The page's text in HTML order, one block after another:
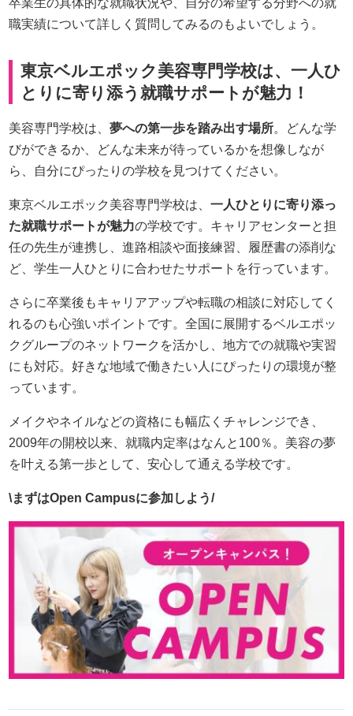
職実績について詳しく質問してみるのもよいでしょう。
東京ベルエポック美容専門学校は、一人ひ
とりに寄り添う就職サポートが魅力！
美容専門学校は、夢への第一歩を踏み出す場所。どんな学
びができるか、どんな未来が待っているかを想像しなが
ら、自分にぴったりの学校を見つけてください。
東京ベルエポック美容専門学校は、一人ひとりに寄り添っ
た就職サポートが魅力の学校です。キャリアセンターと担
任の先生が連携し、進路相談や面接練習、履歴書の添削な
ど、学生一人ひとりに合わせたサポートを行っています。
さらに卒業後もキャリアアップや転職の相談に対応してく
れるのも心強いポイントです。全国に展開するベルエポッ
クグループのネットワークを活かし、地方での就職や実習
にも対応。好きな地域で働きたい人にぴったりの環境が整
っています。
メイクやネイルなどの資格にも幅広くチャレンジでき、
2009年の開校以来、就職内定率はなんと100％。美容の夢
を叶える第一歩として、安心して通える学校です。
\まずはOpen Campusに参加しよう/